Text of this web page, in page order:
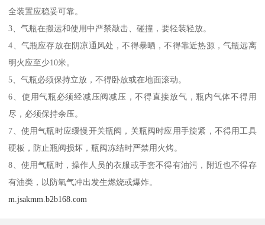
全装置应稳妥可靠。
3、气瓶在搬运和使用中严禁敲击、碰撞，要轻装轻放。
4、气瓶应存放在阴凉通风处，不得暴晒，不得靠近热源，气瓶远离
明火应至少10米。
5、气瓶必须保持立放，不得卧放或在地面滚动。
6、使用气瓶必须经减压阀减压，不得直接放气，瓶内气体不得用
尽，必须保持余压。
7、使用气瓶时应缓慢开关瓶阀，关瓶阀时应用手旋紧，不得用工具
硬板，防止瓶阀损坏，瓶阀冻结时严禁用火烤。
8、使用气瓶时，操作人员的衣服或手套不得有油污，附近也不得存
有油类，以防氧气冲出发生燃烧或爆炸。
m.jsakmm.b2b168.com